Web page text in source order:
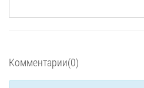
Комментарии(0)